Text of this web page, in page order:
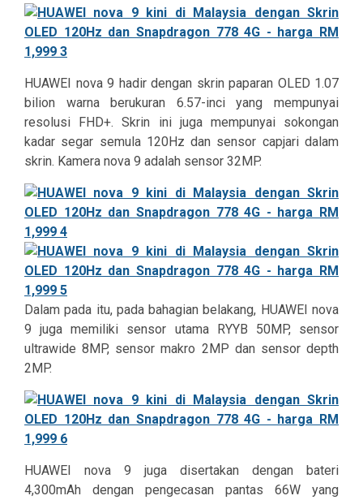
HUAWEI nova 9 hadir dengan skrin paparan OLED 1.07
bilion warna berukuran 6.57-inci yang mempunyai
resolusi FHD+. Skrin ini juga mempunyai sokongan
kadar segar semula 120Hz dan sensor capjari dalam
skrin. Kamera nova 9 adalah sensor 32MP.
Dalam pada itu, pada bahagian belakang, HUAWEI nova
9 juga memiliki sensor utama RYYB 50MP, sensor
ultrawide 8MP, sensor makro 2MP dan sensor depth
2MP.
HUAWEI nova 9 juga disertakan dengan bateri
4,300mAh dengan pengecasan pantas 66W yang